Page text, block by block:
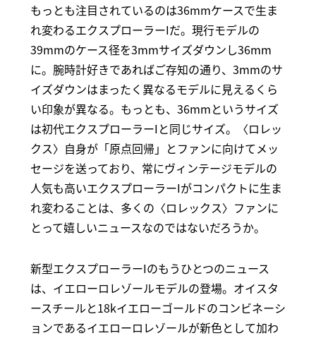
もっとも注目されているのは36mmケースで生ま
れ変わるエクスプローラーIだ。現行モデルの
39mmのケース径を3mmサイズダウンし36mm
に。腕時計好きであればご存知の通り、3mmのサ
イズダウンはまったく異なるモデルに見えるくら
い印象が異なる。もっとも、36mmというサイズ
は初代エクスプローラーIと同じサイズ。〈ロレッ
クス〉自身が「原点回帰」とファンに向けてメッ
セージを送っており、常にヴィンテージモデルの
人気も高いエクスプローラーIがコンパクトに生ま
れ変わることは、多くの〈ロレックス〉ファンに
とって嬉しいニュースなのではないだろうか。
新型エクスプローラーIのもうひとつのニュース
は、イエローロレゾールモデルの登場。オイスタ
ースチールと18kイエローゴールドのコンビネーシ
ョンであるイエローロレゾールが新色として加わ